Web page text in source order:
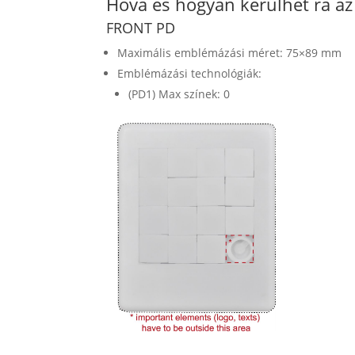
FRONT PD
Maximális emblémázási méret: 75×89 mm
Emblémázási technológiák:
(PD1) Max színek: 0